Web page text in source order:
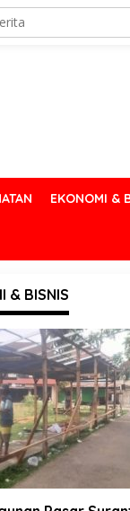
EKONOMI &
& BISNIS